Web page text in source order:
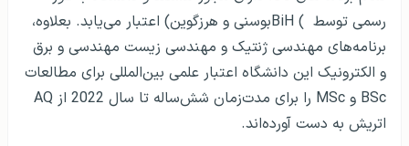
رسمی توسط ) BiHبوسنی و هرزگوین) اعتبار می‌یابد. بعلاوه،
برنامه‌های مهندسی ژنتیک و مهندسی زیست مهندسی و برق
و الکترونیک این دانشگاه اعتبار علمی بین‌المللی برای مطالعات
BSc و MSc را برای مدت‌زمان شش‌ساله تا سال 2022 از AQ
اتریش به دست آورده‌اند.